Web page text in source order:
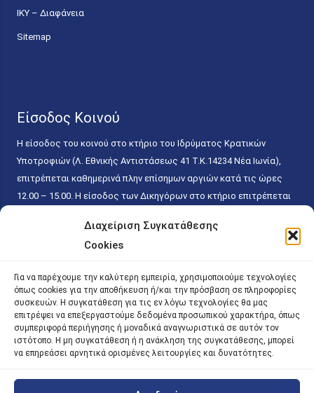
Διαχείριση Συγκατάθεσης
Cookies
Για να παρέχουμε την καλύτερη εμπειρία, χρησιμοποιούμε τεχνολογίες
όπως cookies για την αποθήκευση ή/και την πρόσβαση σε πληροφορίες
συσκευών. Η συγκατάθεση για τις εν λόγω τεχνολογίες θα μας
επιτρέψει να επεξεργαστούμε δεδομένα προσωπικού χαρακτήρα, όπως
συμπεριφορά περιήγησης ή μοναδικά αναγνωριστικά σε αυτόν τον
ιστότοπο. Η μη συγκατάθεση ή η ανάκληση της συγκατάθεσης, μπορεί
να επηρεάσει αρνητικά ορισμένες λειτουργίες και δυνατότητες.
ΙΚΥ – Διαφάνεια
Sitemap
Είσοδος Κοινού
Η είσοδος του κοινού στο κτήριο του Ιδρύματος Κρατικών
Υποτροφιών (Λ. Εθνικής Αντιστάσεως 41 T.K.14234 Νέα Ιωνία),
επιτρέπεται καθημερινά πλην επίσημων αργιών κατά τις ώρες
12.00 – 15.00. Η είσοδος των Δικηγόρων στο κτήριο επιτρέπεται
κάθε εργάσιμη ημέρα και ώρα χωρίς κανέναν χρονικό ή άλλο
περιορισμό. Η είσοδος του κοινού ειδικά στο γραφείο του
15.00. Η εξυπηρέτηση του κοινού πραγματοποιείται βάσει των
παγίων ισχυουσών διατάξεων. Για την αποφυγή συνωστισμού
εντός του εσωτερικού χώρου εξυπηρέτησης και αναμονής του
κοινού, η εξυπηρέτησή του δύναται να πραγματοποιείται κατόπιν
προγραμματισμένου ραντεβού.